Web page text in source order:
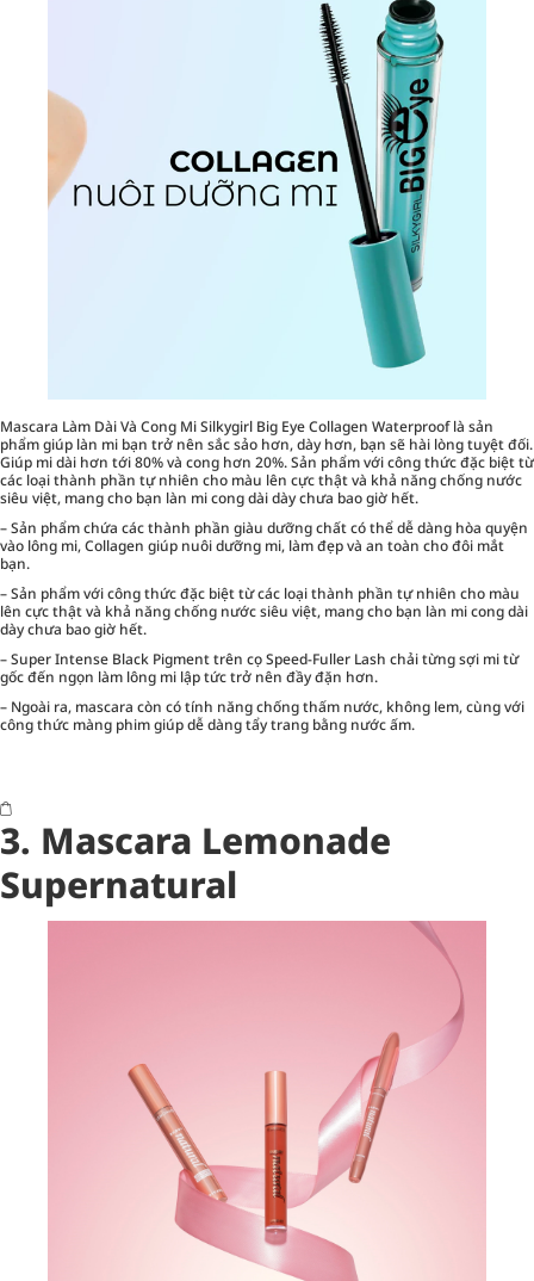
Mascara Làm Dài Và Cong Mi Silkygirl Big Eye Collagen Waterproof là sản
phẩm giúp làn mi bạn trở nên sắc sảo hơn, dày hơn, bạn sẽ hài lòng tuyệt đối.
Giúp mi dài hơn tới 80% và cong hơn 20%. Sản phẩm với công thức đặc biệt từ
các loại thành phần tự nhiên cho màu lên cực thật và khả năng chống nước
siêu việt, mang cho bạn làn mi cong dài dày chưa bao giờ hết.
– Sản phẩm chứa các thành phần giàu dưỡng chất có thể dễ dàng hòa quyện
vào lông mi, Collagen giúp nuôi dưỡng mi, làm đẹp và an toàn cho đôi mắt
bạn.
– Sản phẩm với công thức đặc biệt từ các loại thành phần tự nhiên cho màu
lên cực thật và khả năng chống nước siêu việt, mang cho bạn làn mi cong dài
dày chưa bao giờ hết.
– Super Intense Black Pigment trên cọ Speed-Fuller Lash chải từng sợi mi từ
gốc đến ngọn làm lông mi lập tức trở nên đầy đặn hơn.
– Ngoài ra, mascara còn có tính năng chống thấm nước, không lem, cùng với
công thức màng phim giúp dễ dàng tẩy trang bằng nước ấm.
3. Mascara Lemonade
Supernatural